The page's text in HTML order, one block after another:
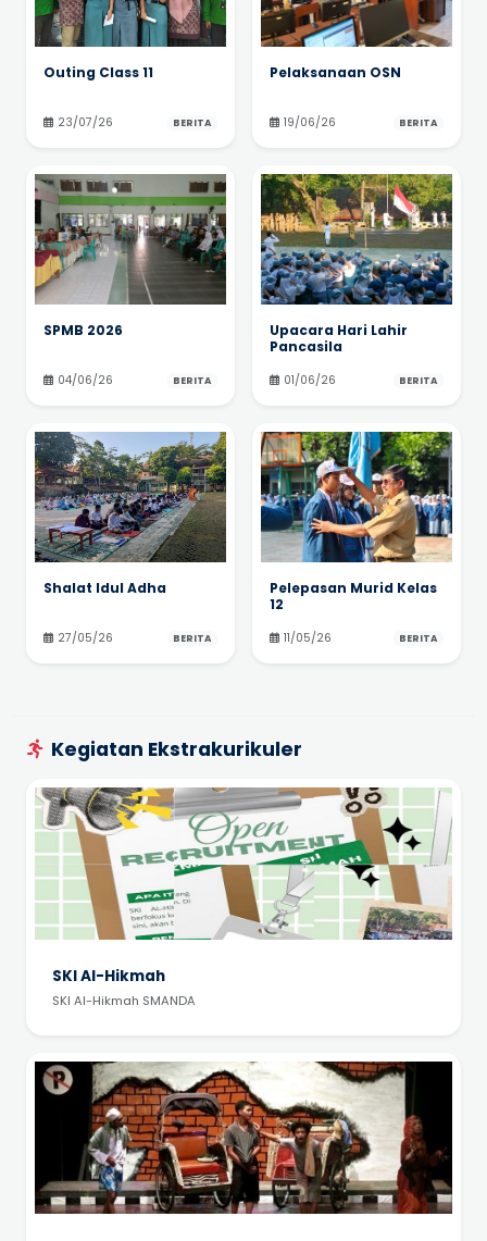
Outing Class 11
23/07/26 BERITA
Pelaksanaan OSN
19/06/26 BERITA
SPMB 2026
04/06/26 BERITA
Upacara Hari Lahir
Pancasila
01/06/26 BERITA
Shalat Idul Adha
27/05/26 BERITA
Pelepasan Murid Kelas
12
11/05/26 BERITA
Kegiatan Ekstrakurikuler
SKI Al-Hikmah
SKI Al-Hikmah SMANDA